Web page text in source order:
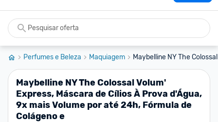
Perfumes e Beleza Maquiagem Maybelline NY The
Maybelline NY The Colossal Volum'
Express, Máscara de Cílios À Prova d'Água,
9x mais Volume por até 24h, Fórmula de
Colágeno e